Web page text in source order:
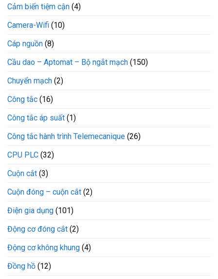
Cảm biến tiệm cận (4)
Camera-Wifi (10)
Cáp nguồn (8)
Cầu dao – Aptomat – Bộ ngắt mạch (150)
Chuyển mạch (2)
Công tắc (16)
Công tắc áp suất (1)
Công tắc hành trình Telemecanique (26)
CPU PLC (32)
Cuộn cắt (3)
Cuộn đóng – cuộn cắt (2)
Điện gia dụng (101)
Động cơ đóng cắt (2)
Động cơ không khung (4)
Đồng hồ (12)